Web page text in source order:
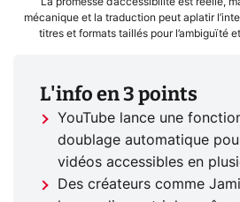
mécanique et la traduction peut aplatir
titres et formats taillés pour l’ambiguïté
L'info en 3 points
YouTube lance une
doublage automatique
vidéos accessibles en
Des créateurs comme